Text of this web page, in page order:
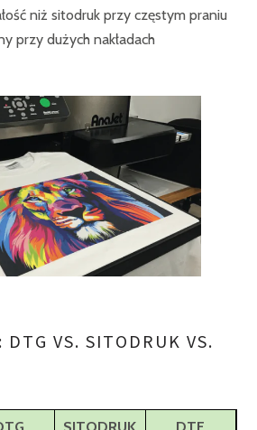
niż sitodruk przy częstym praniu
przy dużych nakładach
DTG VS. SITODRUK VS.